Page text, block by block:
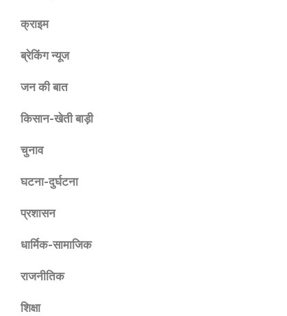
क्राइम
ब्रेकिंग न्यूज
जन की बात
किसान-खेती बाड़ी
चुनाव
घटना-दुर्घटना
प्रशासन
धार्मिक-सामाजिक
राजनीतिक
शिक्षा